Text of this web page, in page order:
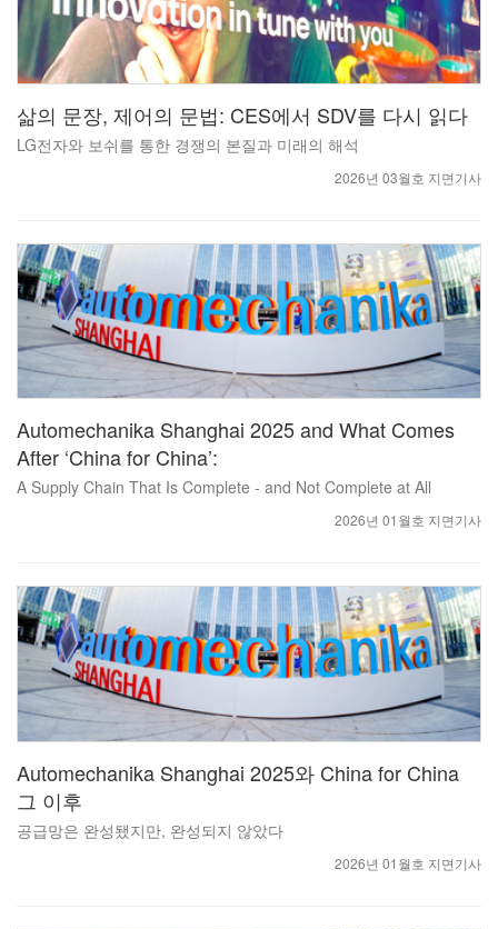
삶의 문장, 제어의 문법: CES에서 SDV를 다시 읽다
LG전자와 보쉬를 통한 경쟁의 본질과 미래의 해석
2026년 03월호 지면기사
Automechanika Shanghai 2025 and What Comes
After ‘China for China’:
A Supply Chain That Is Complete - and Not Complete at All
2026년 01월호 지면기사
Automechanika Shanghai 2025와 China for China
그 이후
공급망은 완성됐지만, 완성되지 않았다
2026년 01월호 지면기사